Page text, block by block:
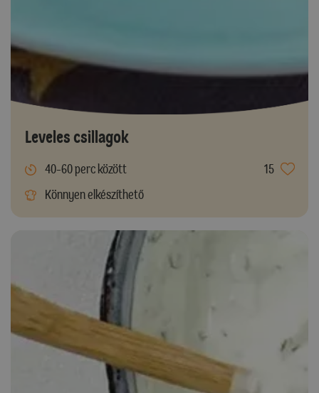
Leveles csillagok
40-60 perc között
15
Könnyen elkészíthető